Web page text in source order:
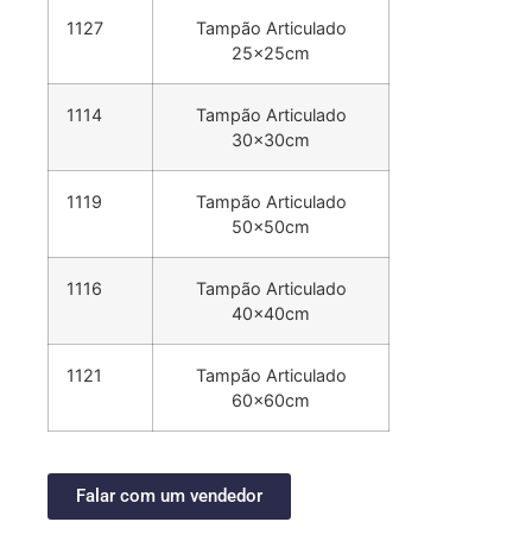
1127
Tampão Articulado
25x25cm
1114
Tampão Articulado
30x30cm
1119
Tampão Articulado
50x50cm
1116
Tampão Articulado
40x40cm
1121
Tampão Articulado
60x60cm
Falar com um vendedor